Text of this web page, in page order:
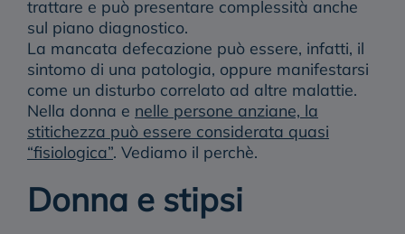
trattare e può presentare complessità anche
sul piano diagnostico.
La mancata defecazione può essere, infatti, il
sintomo di una patologia, oppure manifestarsi
come un disturbo correlato ad altre malattie.
Nella donna e nelle persone anziane, la
stitichezza può essere considerata quasi
“fisiologica”. Vediamo il perchè.
Donna e stipsi